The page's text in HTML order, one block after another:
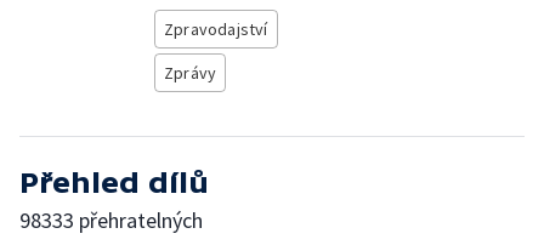
Zpravodajství
Zprávy
Přehled dílů
98333 přehratelných